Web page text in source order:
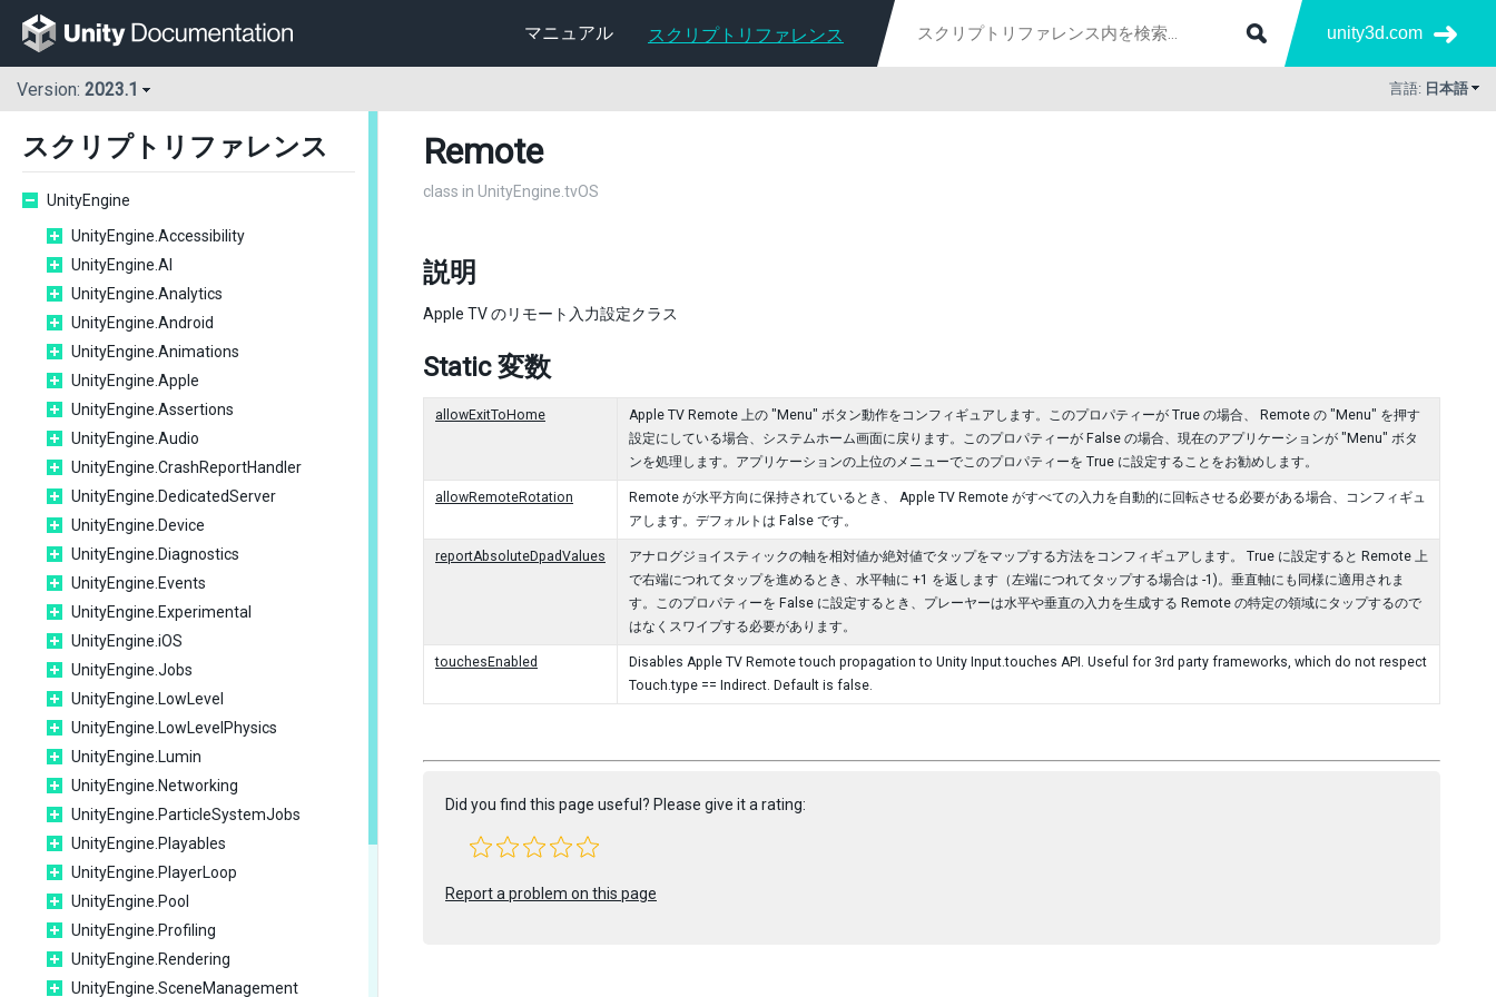
マニュアル スクリプトリファレンス unity3d.com
Version: 2023.1 言語: 日本語
スクリプトリファレンス
UnityEngine
UnityEngine.Accessibility
UnityEngine.AI
UnityEngine.Analytics
UnityEngine.Android
UnityEngine.Animations
UnityEngine.Apple
UnityEngine.Assertions
UnityEngine.Audio
UnityEngine.CrashReportHandler
UnityEngine.DedicatedServer
UnityEngine.Device
UnityEngine.Diagnostics
UnityEngine.Events
UnityEngine.Experimental
UnityEngine.iOS
UnityEngine.Jobs
UnityEngine.LowLevel
UnityEngine.LowLevelPhysics
UnityEngine.Lumin
UnityEngine.Networking
UnityEngine.ParticleSystemJobs
UnityEngine.Playables
UnityEngine.PlayerLoop
UnityEngine.Pool
UnityEngine.Profiling
UnityEngine.Rendering
UnityEngine.SceneManagement
Remote
class in UnityEngine.tvOS
説明
Apple TV のリモート入力設定クラス
Static 変数
allowExitToHome
Apple TV Remote 上の "Menu" ボタン動作をコンフィギュアします。このプロパティーが True の場合、 Remote の "Menu" を押す
設定にしている場合、システムホーム画面に戻ります。このプロパティーが False の場合、現在のアプリケーションが "Menu" ボタ
ンを処理します。アプリケーションの上位のメニューでこのプロパティーを True に設定することをお勧めします。
allowRemoteRotation
Remote が水平方向に保持されているとき、 Apple TV Remote がすべての入力を自動的に回転させる必要がある場合、コンフィギュ
アします。デフォルトは False です。
reportAbsoluteDpadValues
アナログジョイスティックの軸を相対値か絶対値でタップをマップする方法をコンフィギュアします。 True に設定すると Remote 上
で右端につれてタップを進めるとき、水平軸に +1 を返します（左端につれてタップする場合は -1)。垂直軸にも同様に適用されま
す。このプロパティーを False に設定するとき、プレーヤーは水平や垂直の入力を生成する Remote の特定の領域にタップするので
はなくスワイプする必要があります。
touchesEnabled
Disables Apple TV Remote touch propagation to Unity Input.touches API. Useful for 3rd party frameworks, which do not respect
Touch.type == Indirect. Default is false.
Did you find this page useful? Please give it a rating:
Report a problem on this page